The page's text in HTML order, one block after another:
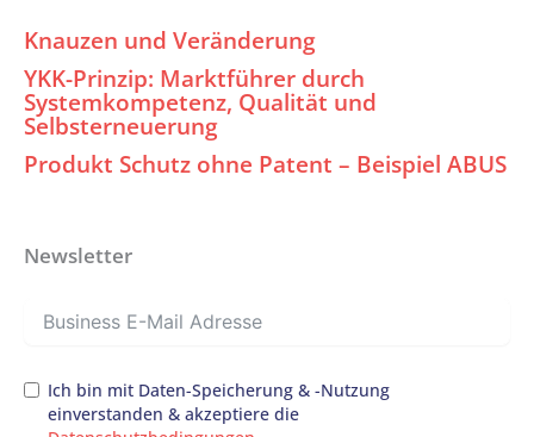
Knauzen und Veränderung
YKK-Prinzip: Marktführer durch
Systemkompetenz, Qualität und
Selbsterneuerung
Produkt Schutz ohne Patent – Beispiel ABUS
Newsletter
Ich bin mit Daten-Speicherung & -Nutzung
einverstanden & akzeptiere die